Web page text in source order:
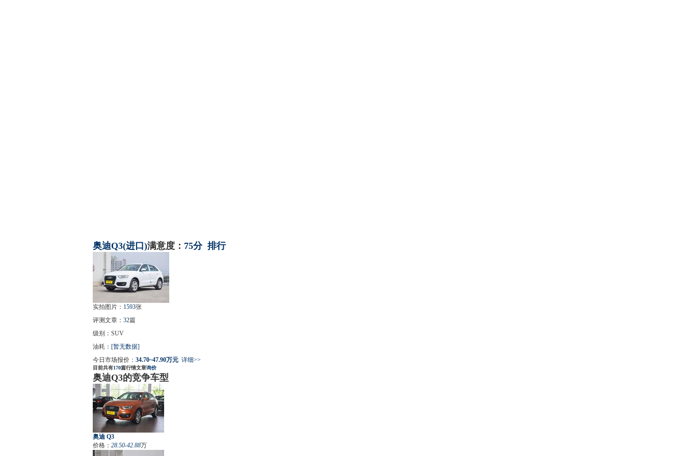
奥迪Q3(进口)满意度： 75分 排行
实拍图片： 1593张
评测文章： 32篇
级别：SUV
油耗： [暂无数据]
今日市场报价： 34.70~47.90万元 详细>>
目前共有170篇行情文章询价
奥迪Q3的竞争车型
奥迪 Q3
价格： 28.50-42.88万